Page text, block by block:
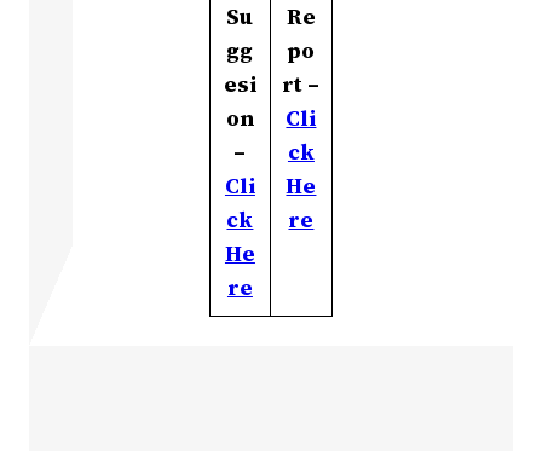
Su
gg
esi
on
–
Cli
ck
He
re
Re
po
rt –
Cli
ck
He
re